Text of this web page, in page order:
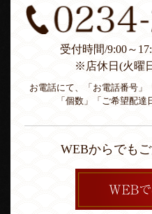
受付時間/9:00～
※店休日(火曜
お電話にて、「お電話番号」
「個数」「ご希望配達
WEBからでも